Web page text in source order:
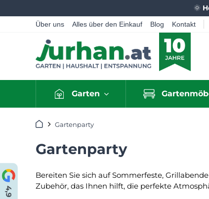
🌞
Über uns Alles über den Einkauf Blog Kontakt
Garten
StartseiteGartenparty
Gartenparty
Bereiten Sie sich auf Sommerfeste,
Zubehör, das Ihnen hilft, die perfekte